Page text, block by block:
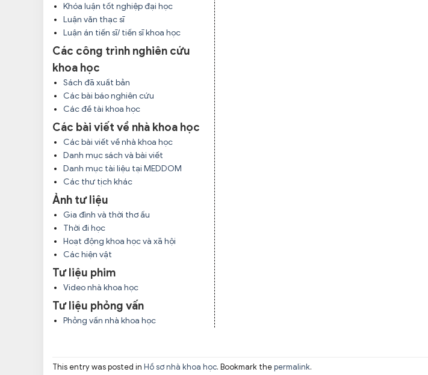
Khóa luận tốt nghiệp đại học
Luận văn thạc sĩ
Luận án tiến sĩ/ tiến sĩ khoa học
Các công trình nghiên cứu
khoa học
Sách đã xuất bản
Các bài báo nghiên cứu
Các đề tài khoa học
Các bài viết về nhà khoa học
Các bài viết về nhà khoa học
Danh mục sách và bài viết
Danh mục tài liệu tại MEDDOM
Các thư tịch khác
Ảnh tư liệu
Gia đình và thời thơ ấu
Thời đi học
Hoạt động khoa học và xã hội
Các hiện vật
Tư liệu phim
Video nhà khoa học
Tư liệu phỏng vấn
Phỏng vấn nhà khoa học
This entry was posted in Hồ sơ nhà khoa học. Bookmark thepermalink.